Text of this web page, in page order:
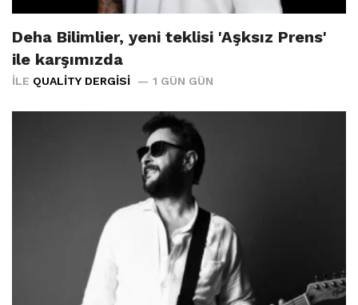
Deha Bilimlier, yeni teklisi 'Aşksız Prens'
ile karşımızda
İLE QUALITY DERGISI 1 GÜN GÜN